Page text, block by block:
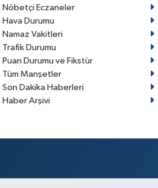
Nöbetçi Eczaneler
Hava Durumu
Namaz Vakitleri
Trafik Durumu
Puan Durumu ve Fikstür
Tüm Manşetler
Son Dakika Haberleri
Haber Arşivi